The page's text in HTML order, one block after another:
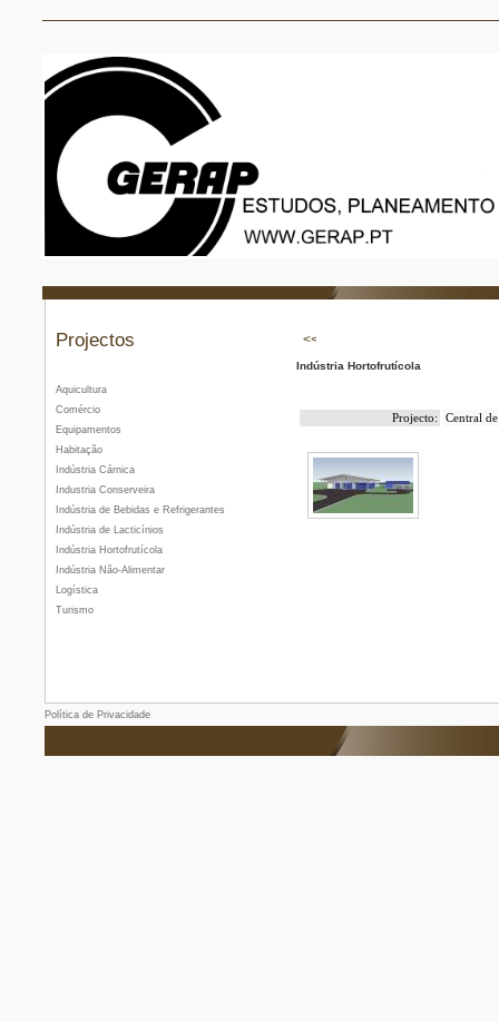
Projectos
Aquicultura
Comércio
Equipamentos
Habitação
Indústria Cárnica
Industria Conserveira
Indústria de Bebidas e Refrigerantes
Indústria de Lacticínios
Indústria Hortofrutícola
Indústria Não-Alimentar
Logística
Turismo
Indústria Hortofrutícola
Projecto: Central
Política de Privacidade